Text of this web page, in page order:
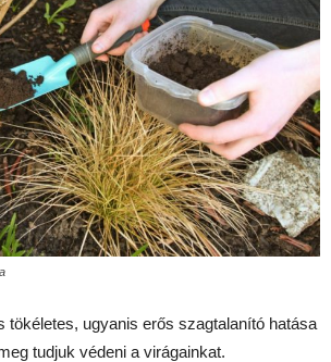
tökéletes, ugyanis erős szagtalanító hatása
tudjuk védeni a virágainkat.